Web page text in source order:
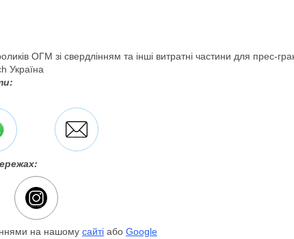
ОГМ зі свердлінням та інші витратні частини для прес-
Україна
на нашому сайті або Google